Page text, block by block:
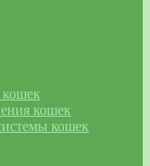
кошек
кошек